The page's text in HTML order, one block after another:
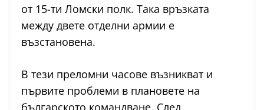
от 15-ти Ломски полк. Така връзката
между двете отделни армии е
възстановена.
В тези преломни часове възникват и
първите проблеми в плановете на
българското командване. След